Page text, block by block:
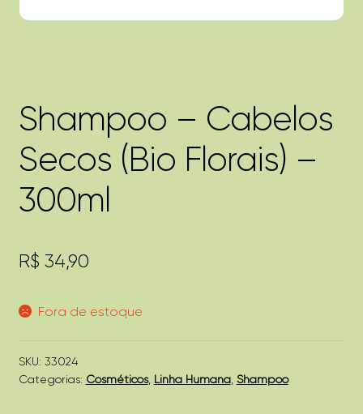
Shampoo – Cabelos
Secos (Bio Florais) –
300ml
R$ 34,90
Fora de estoque
SKU: 33024
Categorias: Cosméticos, Linha Humana, Shampoo